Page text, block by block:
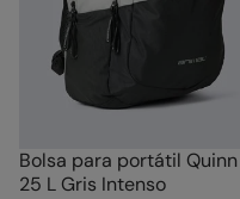
Bolsa para portátil Quinn
25 L Gris Intenso